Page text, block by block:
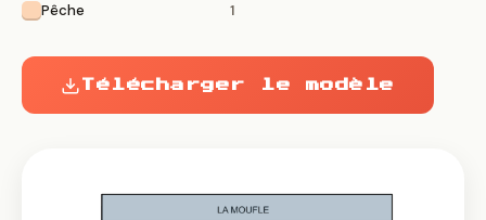
Pêche 1
Télécharger le modèle